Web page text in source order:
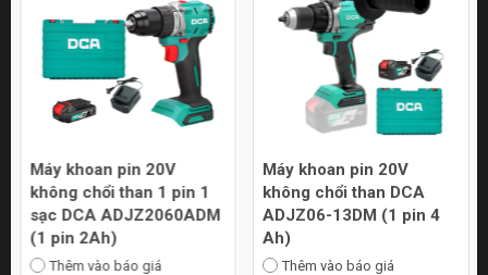
Máy khoan pin 20V
không chổi than 1 pin 1
sạc DCA ADJZ2060ADM
(1 pin 2Ah)
Thêm vào báo giá
Máy khoan pin 20V
không chổi than DCA
ADJZ06-13DM (1 pin 4
Ah)
Thêm vào báo giá